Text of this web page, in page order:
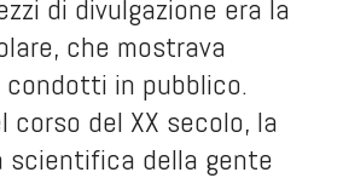
di divulgazione era la
che mostrava
in pubblico.
corso del XX secolo, la
scientifica della gente